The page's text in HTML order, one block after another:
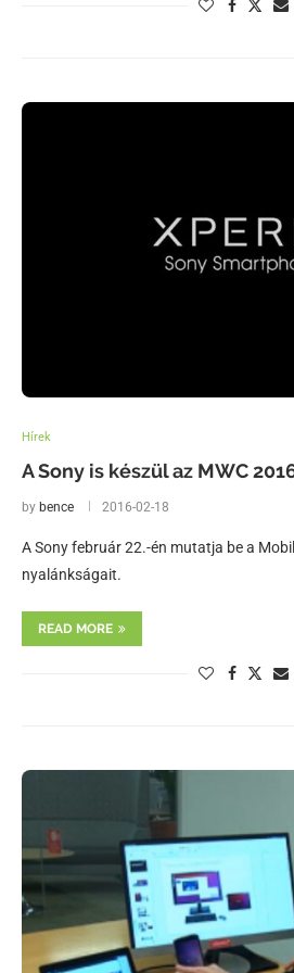
Hírek
A Sony is készül az MWC
by bence 2016-02-18
A Sony február 22.-én mutatja be a
nyalánkságait.
READ MORE